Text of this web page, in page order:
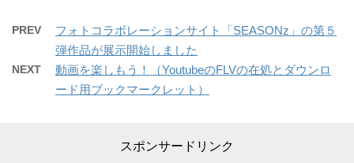
PREV
フォトコラボレーションサイト「SEASONz」の第５
弾作品が展示開始しました
NEXT
動画を楽しもう！（YoutubeのFLVの在処とダウンロ
ード用ブックマークレット）
スポンサードリンク